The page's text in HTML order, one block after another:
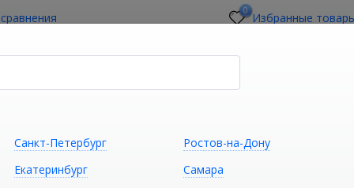
0 Избранные
Санкт-Петербург
Ростов-на-Дону
Екатеринбург
Самара